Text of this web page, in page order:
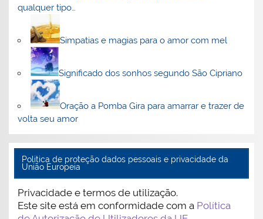
qualquer tipo…
Simpatias e magias para o amor com mel
Significado dos sonhos segundo São Cipriano
Oração a Pomba Gira para amarrar e trazer de
volta seu amor
Politica de proteção dados pessoais e privacidade da
União Europeia
Privacidade e termos de utilização.
Este site está em conformidade com a Política